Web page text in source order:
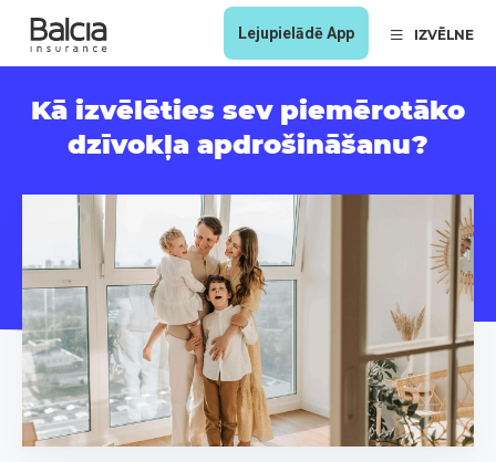
Lejupielādē App IZVĒLNE
Kā izvēlēties sev piemērotāko
dzīvokļa apdrošināšanu?